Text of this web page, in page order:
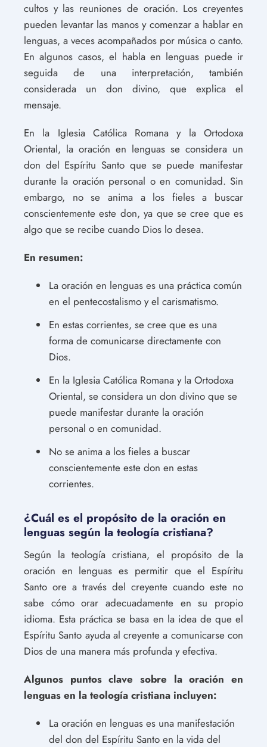
cultos y las reuniones de oración. Los creyentes
pueden levantar las manos y comenzar a hablar en
lenguas, a veces acompañados por música o canto.
En algunos casos, el habla en lenguas puede ir
seguida de una interpretación, también
considerada un don divino, que explica el
mensaje.
En la Iglesia Católica Romana y la Ortodoxa
Oriental, la oración en lenguas se considera un
don del Espíritu Santo que se puede manifestar
durante la oración personal o en comunidad. Sin
embargo, no se anima a los fieles a buscar
conscientemente este don, ya que se cree que es
algo que se recibe cuando Dios lo desea.
En resumen:
La oración en lenguas es una práctica común
en el pentecostalismo y el carismatismo.
En estas corrientes, se cree que es una
forma de comunicarse directamente con
Dios.
En la Iglesia Católica Romana y la Ortodoxa
Oriental, se considera un don divino que se
puede manifestar durante la oración
personal o en comunidad.
No se anima a los fieles a buscar
conscientemente este don en estas
corrientes.
¿Cuál es el propósito de la oración en
lenguas según la teología cristiana?
Según la teología cristiana, el propósito de la
oración en lenguas es permitir que el Espíritu
Santo ore a través del creyente cuando este no
sabe cómo orar adecuadamente en su propio
idioma. Esta práctica se basa en la idea de que el
Espíritu Santo ayuda al creyente a comunicarse con
Dios de una manera más profunda y efectiva.
Algunos puntos clave sobre la oración en
lenguas en la teología cristiana incluyen:
La oración en lenguas es una manifestación
del don del Espíritu Santo en la vida del